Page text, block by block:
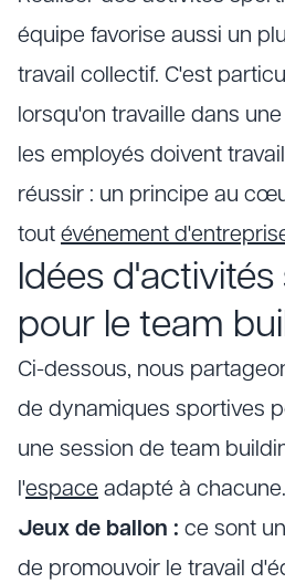
équipe favorise aussi un
travail collectif. C'est
lorsqu'on travaille dans
les employés doivent
réussir : un principe au
tout événement
Idées
pour le team
Ci-dessous, nous
de dynamiques sportives
une session de team
l'espace adapté à chacune.
Jeux de ballon : ce sont
de promouvoir le travail